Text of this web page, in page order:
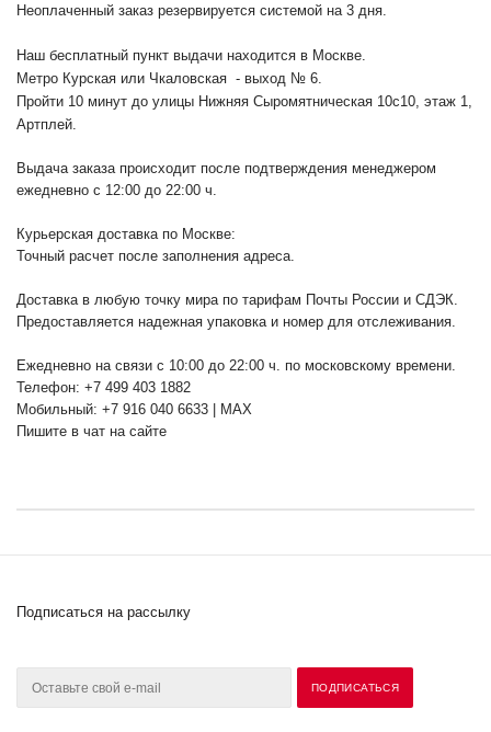
Неоплаченный заказ резервируется системой на 3 дня.
Наш бесплатный пункт выдачи находится в Москве.
Метро Курская или Чкаловская - выход № 6.
Пройти 10 минут до улицы Нижняя Сыромятническая 10с10, этаж 1,
Артплей.
Выдача заказа происходит после подтверждения менеджером
ежедневно с 12:00 до 22:00 ч.
Курьерская доставка по Москве:
Точный расчет после заполнения адреса.
Доставка в любую точку мира по тарифам Почты России и СДЭК.
Предоставляется надежная упаковка и номер для отслеживания.
Ежедневно на связи с 10:00 до 22:00 ч. по московскому времени.
Телефон: +7 499 403 1882
Мобильный: +7 916 040 6633 | MAX
Пишите в чат на сайте
Подписаться на рассылку